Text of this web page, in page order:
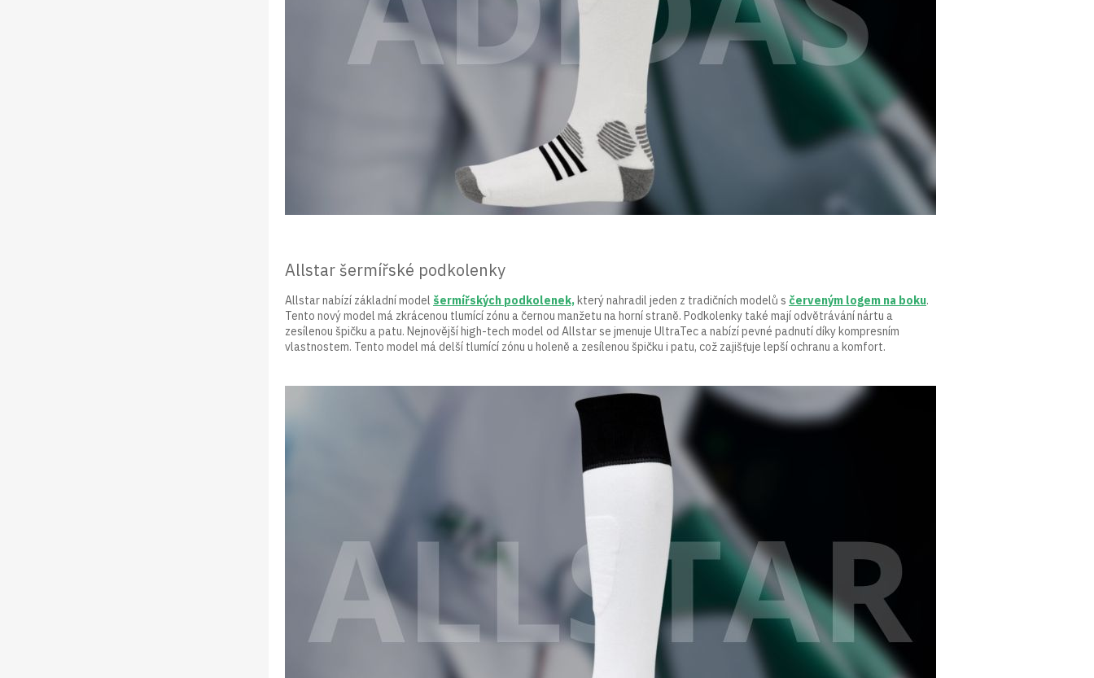
Allstar šermířské podkolenky
Allstar nabízí základní model šermířských podkolenek,který nahradil jeden z tradičních modelů s červeným logem na boku.
Tento nový model má zkrácenou tlumící zónu a černou manžetu na horní straně. Podkolenky také mají odvětrávání nártu a
zesílenou špičku a patu. Nejnovější high-tech model od Allstar se jmenuje UltraTec a nabízí pevné padnutí díky kompresním
vlastnostem. Tento model má delší tlumící zónu u holeně a zesílenou špičku i patu, což zajišťuje lepší ochranu a komfort.